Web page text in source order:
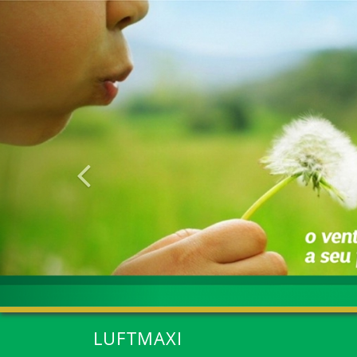
Anterior
LUFTMAXI